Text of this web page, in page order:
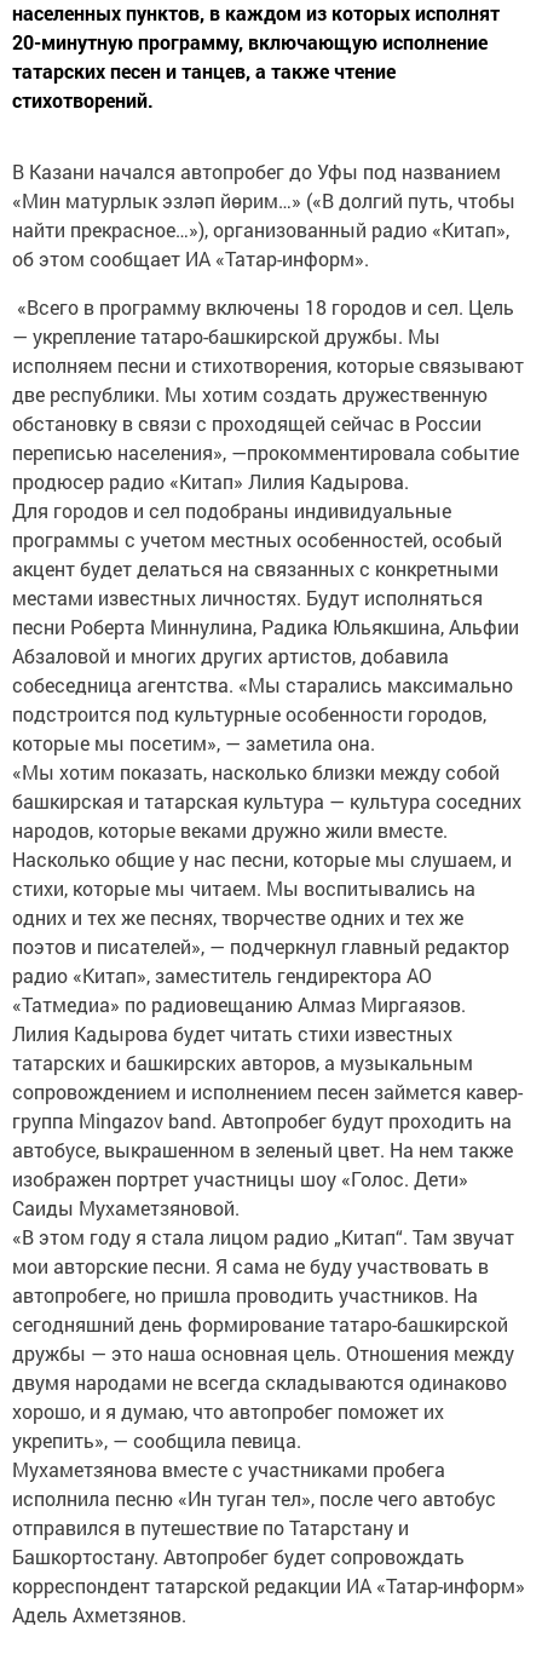
населенных пунктов, в каждом из которых исполнят
20-минутную программу, включающую исполнение
татарских песен и танцев, а также чтение
стихотворений.
В Казани начался автопробег до Уфы под названием
«Мин матурлык эзләп йөрим…» («В долгий путь, чтобы
найти прекрасное…»), организованный радио «Китап»,
об этом сообщает ИА «Татар-информ».
«Всего в программу включены 18 городов и сел. Цель
— укрепление татаро-башкирской дружбы. Мы
исполняем песни и стихотворения, которые связывают
две республики. Мы хотим создать дружественную
обстановку в связи с проходящей сейчас в России
переписью населения», —прокомментировала событие
продюсер радио «Китап» Лилия Кадырова.
Для городов и сел подобраны индивидуальные
программы с учетом местных особенностей, особый
акцент будет делаться на связанных с конкретными
местами известных личностях. Будут исполняться
песни Роберта Миннулина, Радика Юльякшина, Альфии
Абзаловой и многих других артистов, добавила
собеседница агентства. «Мы старались максимально
подстроится под культурные особенности городов,
которые мы посетим», — заметила она.
«Мы хотим показать, насколько близки между собой
башкирская и татарская культура — культура соседних
народов, которые веками дружно жили вместе.
Насколько общие у нас песни, которые мы слушаем, и
стихи, которые мы читаем. Мы воспитывались на
одних и тех же песнях, творчестве одних и тех же
поэтов и писателей», — подчеркнул главный редактор
радио «Китап», заместитель гендиректора АО
«Татмедиа» по радиовещанию Алмаз Миргаязов.
Лилия Кадырова будет читать стихи известных
татарских и башкирских авторов, а музыкальным
сопровождением и исполнением песен займется кавер-
группа Mingazov band. Автопробег будут проходить на
автобусе, выкрашенном в зеленый цвет. На нем также
изображен портрет участницы шоу «Голос. Дети»
Саиды Мухаметзяновой.
«В этом году я стала лицом радио „Китап“. Там звучат
мои авторские песни. Я сама не буду участвовать в
автопробеге, но пришла проводить участников. На
сегодняшний день формирование татаро-башкирской
дружбы — это наша основная цель. Отношения между
двумя народами не всегда складываются одинаково
хорошо, и я думаю, что автопробег поможет их
укрепить», — сообщила певица.
Мухаметзянова вместе с участниками пробега
исполнила песню «Ин туган тел», после чего автобус
отправился в путешествие по Татарстану и
Башкортостану. Автопробег будет сопровождать
корреспондент татарской редакции ИА «Татар-информ»
Адель Ахметзянов.